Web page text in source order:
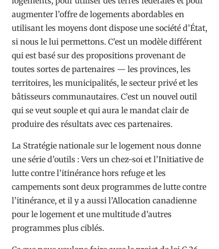
augmenter l’offre de logements abordables en
utilisant les moyens dont dispose une société d’État,
si nous le lui permettons. C’est un modèle différent
qui est basé sur des propositions provenant de
toutes sortes de partenaires — les provinces, les
territoires, les municipalités, le secteur privé et les
bâtisseurs communautaires. C’est un nouvel outil
qui se veut souple et qui aura le mandat clair de
produire des résultats avec ces partenaires.
La Stratégie nationale sur le logement nous donne
une série d’outils : Vers un chez-soi et l’Initiative de
lutte contre l’itinérance hors refuge et les
campements sont deux programmes de lutte contre
l’itinérance, et il y a aussi l’Allocation canadienne
pour le logement et une multitude d’autres
programmes plus ciblés.